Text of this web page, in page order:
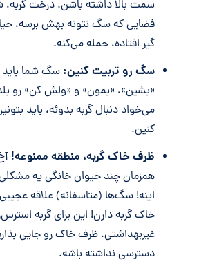
سمت بالا داشته باشن. درخت گربه،
فضایی که سگ نتونه بهش برسه،
گیر افتاده، حمله می‌کنه.
سگ رو تربیت کنین: سگ شما باید
«بشین»، «بمون» و «ولش کن» رو
می‌خواد دنبال گربه بدوئه، باید
کنین.
ظرف خاک گربه، منطقه ممنوعه!
همزمان چند حیوان خانگی یه
اینه! سگ‌ها (متاسفانه) علاقه
خاک گربه دارن! این برای گربه
غیربهداشتی. ظرف خاک رو جایی
دسترسی نداشته باشه.